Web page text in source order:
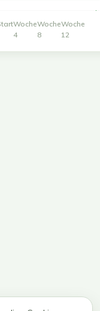
Woche
4
Woche
8
Woche
12